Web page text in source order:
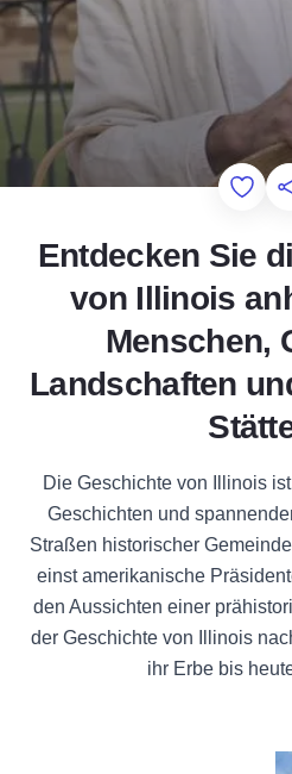
Add
Entdecken Sie
von Illinois
Menschen,
Landschaften
Die Geschichte von Illinois
Geschichten und
Straßen historischer
einst amerikanische
den Aussichten einer
der Geschichte von Illinois
ihr Erbe bis